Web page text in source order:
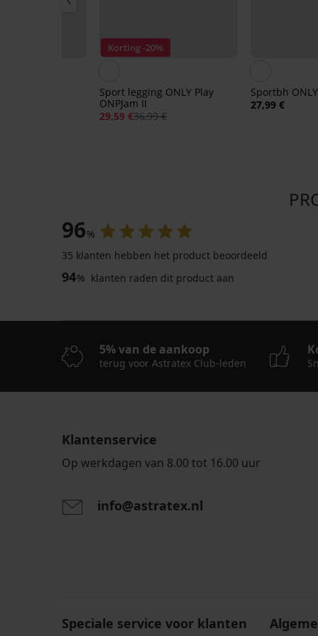
Korting -20%
Sport legging ONLY Play
ONPJam II
29,59 €36,99 €
Sportbh
27,99 €
96%
35 klanten hebben het product beoordeeld
94% klanten raden dit product aan
5% van de aankoop
terug voor Astratex Club-leden
Klantenservice
Op werkdagen van 8.00 tot 16.00 uur
info@astratex.nl
Speciale service voor klanten